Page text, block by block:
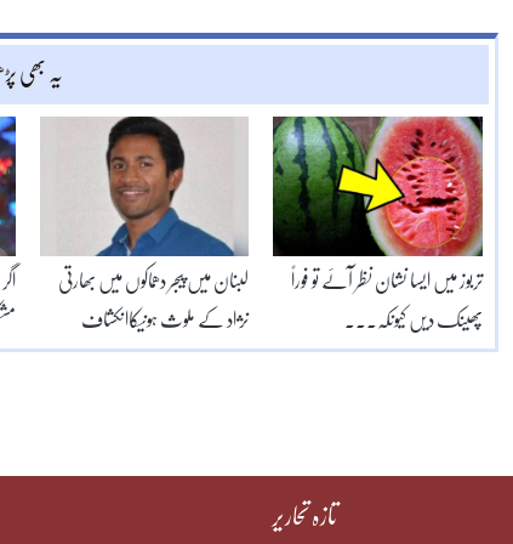
یہ بھی
لبنان میں پیجر دھماکوں میں بھارتی
نژاد کے ملوث ہونیکاانکشاف
تربوز میں ایسا نشان نظر آئے تو فوراً
پھینک دیں کیونکہ۔۔۔
تازہ تحاریر